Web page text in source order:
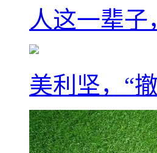
人这一辈
美利坚，“